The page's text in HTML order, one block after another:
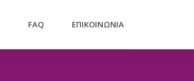
FAQ ΕΠΙΚΟΙΝΩΝΙΑ